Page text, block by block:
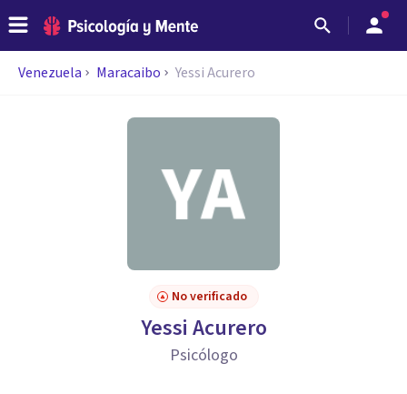
Venezuela Maracaibo Yessi Acurero
No verificado
Yessi Acurero
Psicólogo